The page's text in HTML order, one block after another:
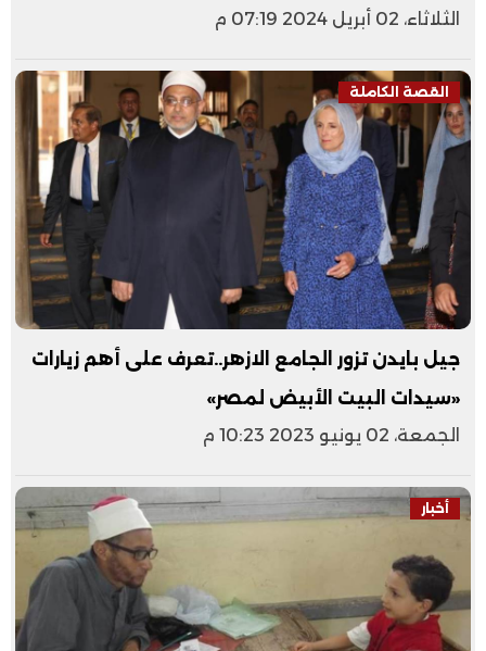
الثلاثاء، 02 أبريل 2024 07:19 م
القصة الكاملة
جيل بايدن تزور الجامع الازهر..تعرف على أهم زيارات
«سيدات البيت الأبيض لمصر»
الجمعة، 02 يونيو 2023 10:23 م
أخبار